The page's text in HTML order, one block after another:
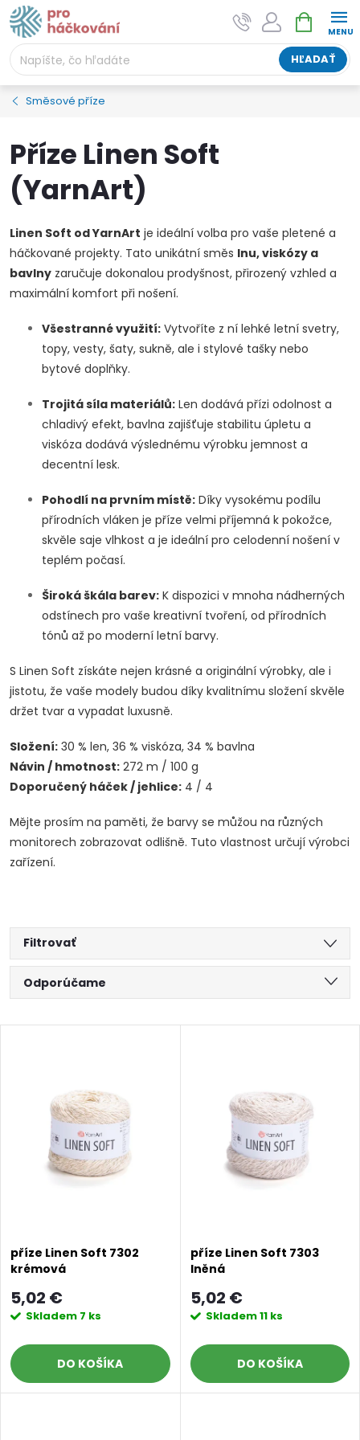
Prejsť
na
obsah
HĽADAŤ
NÁKUPNÝ
KOŠÍK
Směsové příze
Příze Linen Soft
(YarnArt)
Linen Soft od YarnArt je ideální volba pro vaše pletené a
háčkované projekty. Tato unikátní směs lnu, viskózy a
bavlny zaručuje dokonalou prodyšnost, přirozený vzhled a
maximální komfort při nošení.
Všestranné využití: Vytvoříte z ní lehké letní svetry,
topy, vesty, šaty, sukně, ale i stylové tašky nebo
bytové doplňky.
Trojitá síla materiálů: Len dodává přízi odolnost a
chladivý efekt, bavlna zajišťuje stabilitu úpletu a
viskóza dodává výslednému výrobku jemnost a
decentní lesk.
Pohodlí na prvním místě: Díky vysokému podílu
přírodních vláken je příze velmi příjemná k pokožce,
skvěle saje vlhkost a je ideální pro celodenní nošení v
teplém počasí.
Široká škála barev: K dispozici v mnoha nádherných
odstínech pro vaše kreativní tvoření, od přírodních
tónů až po moderní letní barvy.
S Linen Soft získáte nejen krásné a originální výrobky, ale i
jistotu, že vaše modely budou díky kvalitnímu složení skvěle
držet tvar a vypadat luxusně.
Složení: 30 % len, 36 % viskóza, 34 % bavlna
Návin / hmotnost: 272 m / 100 g
Doporučený háček / jehlice: 4 / 4
Mějte prosím na paměti, že barvy se můžou na různých
monitorech zobrazovat odlišně. Tuto vlastnost určují výrobci
zařízení.
Filtrovať
R
a
p
r
o
d
Odporúčame
p
r
o
d
u
příze Linen Soft 7302
krémová
5,02 €
Skladem 7 ks
DO KOŠÍKA
příze Linen Soft 7303
lněná
5,02 €
Skladem11 ks
DO KOŠÍKA
AI asistent "pani Klubíčková" –
ProHackovani.cz
Jsme e-shop s více než osmiletou tradicí a máme pro
vás připraveno více než 25 tisíc produktů. Vše skladem,
připravené k odeslání.